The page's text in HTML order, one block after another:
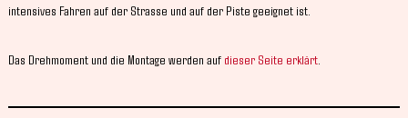
intensives Fahren auf der Strasse und auf der Piste geeignet ist.
Das Drehmoment und die Montage werden auf dieser Seite erklärt.